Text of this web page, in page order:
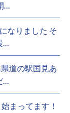
…
なりました そ
…
道の駅国見あ
…
まってます！